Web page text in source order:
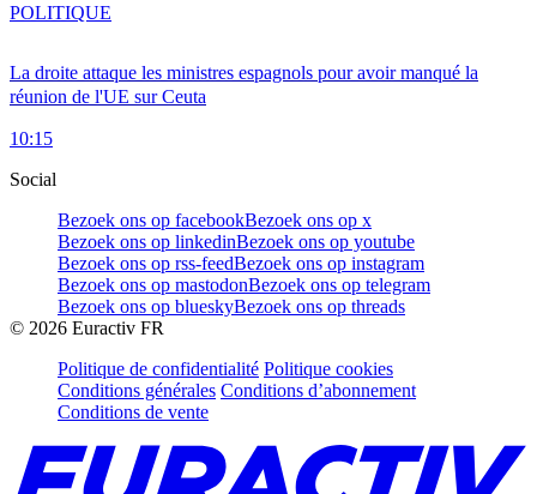
La droite attaque les ministres espagnols pour avoir manqué la
réunion de l'UE sur Ceuta
10:15
POLITIQUE
Social
Bezoek ons op facebookBezoek ons op x
Bezoek ons op linkedinBezoek ons op youtube
Bezoek ons op rss-feedBezoek ons op instagram
Bezoek ons op mastodonBezoek ons op telegram
Bezoek ons op blueskyBezoek ons op threads
© 2026 Euractiv FR
Politique de confidentialité Politique cookies
Conditions générales Conditions d’abonnement
Conditions de vente